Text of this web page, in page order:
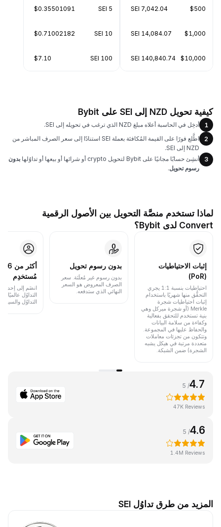
$500
7,042.04 SEI
$1,000
14,084.07 SEI
$10,000
140,840.74 SEI
5 SEI
$0.35501091
10 SEI
$0.71002182
100 SEI
$7.10
كيفية تحويل NZD إلى SEI على Bybit
1
أدخِل في الحاسبة أعلاه مبلغ NZD الذي ترغب في تحويله إلى SEI.
2
اطَّلع فورًا على القيمة المُكافئة بعملة SEI استنادًا إلى سعر الصرف المباشر من
NZD إلى SEI.
3
أنشِئ حسابًا مجانيًا على Bybit لتحويل crypto أو شرائها أو بيعها أو تداوُلها
بدون
رسوم تحويل.
لماذا تستخدم منصَّة التحويل بين الأصول الرقمية
Convert لدى Bybit؟
إثبات الاحتياطيات
(PoR)
احتياطيات بنسبة 1:1 يجري
التحقُّق منها شهريًا باستخدام
إثبات احتياطيات شجرة
Merkle (أو شجرة ميركل وهي
بنية تستخدم للتحقق بفعالية
وكفاءة من سلامة البيانات
والحفاظ عليها في المجموعة.
وتتكون من تجزئات معاملات
متعددة مرتبة في هيكل يشبه
الشجرة) ضمن الشبكة.
بدون رسوم تحويل
بدون رسوم غير مُعلَنَة. سعر
الصرف المعروض هو السعر
النهائي الذي ستدفعه.
مُستخدِم
انضَم إلى إحدى
التداوُل
التداوُل والسيولة.
4.7
/ 5
47K Reviews
4.6
/ 5
1.4M Reviews
المزيد من طرق تداوُل SEI